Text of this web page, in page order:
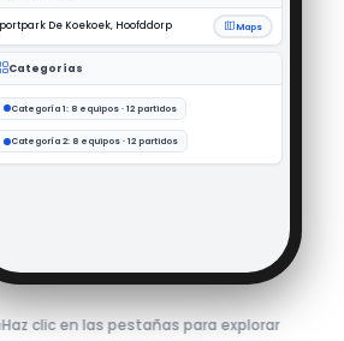
Grupo B · Cat. 1
3 ☆
Haz clic en las pestañas para explorar